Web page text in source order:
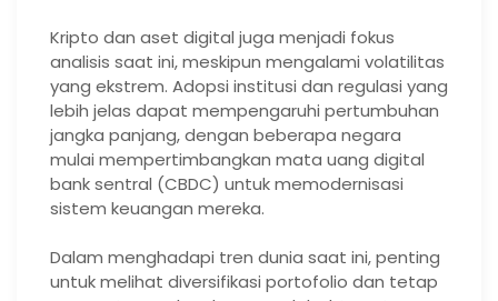
Kripto dan aset digital juga menjadi fokus
analisis saat ini, meskipun mengalami volatilitas
yang ekstrem. Adopsi institusi dan regulasi yang
lebih jelas dapat mempengaruhi pertumbuhan
jangka panjang, dengan beberapa negara
mulai mempertimbangkan mata uang digital
bank sentral (CBDC) untuk memodernisasi
sistem keuangan mereka.
Dalam menghadapi tren dunia saat ini, penting
untuk melihat diversifikasi portofolio dan tetap